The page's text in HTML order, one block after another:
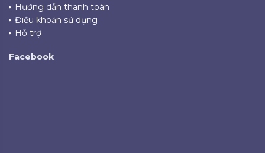
Hướng dẫn thanh toán
Điều khoản sử dụng
Hỗ trợ
Facebook